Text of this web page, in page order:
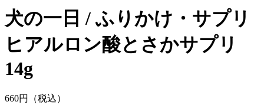
犬の一日 / ふりかけ・サプリ
ヒアルロン酸とさかサプリ
14g
660円（税込）